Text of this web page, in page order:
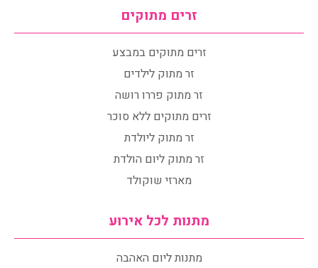
זרים מתוקים
זרים מתוקים במבצע
זר מתוק לילדים
זר מתוק פררו רושה
זרים מתוקים ללא סוכר
זר מתוק ליולדת
זר מתוק ליום הולדת
מארזי שוקולד
מתנות לכל אירוע
מתנות ליום האהבה